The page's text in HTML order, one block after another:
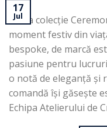
17
Jul
Noua colecție
moment festiv din
bespoke, de marcă
pasiune pentru
o notă de eleganță și
comandă își găsește
Echipa Atelierului de